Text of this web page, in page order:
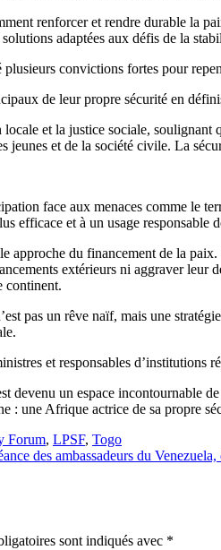
renforcer et rendre durable la
adaptées aux défis de la
convictions fortes pour
de leur propre sécurité en
et la justice sociale,
et de la société civile. La
face aux menaces comme le
efficace et à un usage responsable
du financement de la
extérieurs ni aggraver
continent.
pas un rêve naïf, mais une
et responsables d’institutions
devenu un espace incontournable
: une Afrique actrice de sa propre
Forum, LPSF, Togo
des ambassadeurs du
sont indiqués avec *